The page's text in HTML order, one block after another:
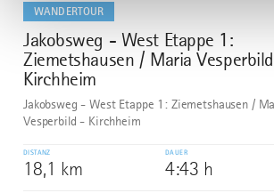
WANDERTOUR
6
Jakobsweg - West Etappe 1:
Ziemetshausen / Maria
Kirchheim
Jakobsweg - West Etappe 1: Ziemetshausen /
Vesperbild - Kirchheim
DISTANZ
18,1 km
DAUER
4:43 h